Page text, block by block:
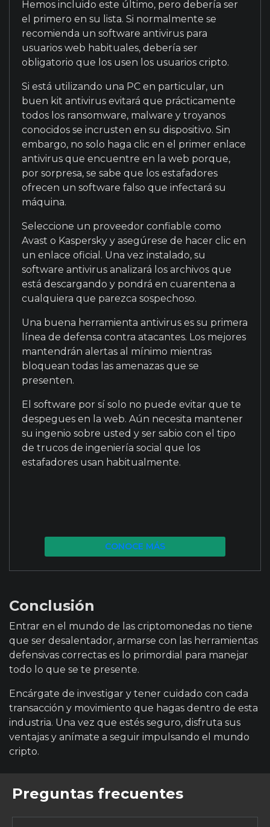
Hemos incluido este último, pero debería ser
el primero en su lista. Si normalmente se
recomienda un software antivirus para
usuarios web habituales, debería ser
obligatorio que los usen los usuarios cripto.
Si está utilizando una PC en particular, un
buen kit antivirus evitará que prácticamente
todos los ransomware, malware y troyanos
conocidos se incrusten en su dispositivo. Sin
embargo, no solo haga clic en el primer enlace
antivirus que encuentre en la web porque,
por sorpresa, se sabe que los estafadores
ofrecen un software falso que infectará su
máquina.
Seleccione un proveedor confiable como
Avast o Kaspersky y asegúrese de hacer clic en
un enlace oficial. Una vez instalado, su
software antivirus analizará los archivos que
está descargando y pondrá en cuarentena a
cualquiera que parezca sospechoso.
Una buena herramienta antivirus es su primera
línea de defensa contra atacantes. Los mejores
mantendrán alertas al mínimo mientras
bloquean todas las amenazas que se
presenten.
El software por sí solo no puede evitar que te
despegues en la web. Aún necesita mantener
su ingenio sobre usted y ser sabio con el tipo
de trucos de ingeniería social que los
estafadores usan habitualmente.
CONOCE MÁS
Conclusión
Entrar en el mundo de las criptomonedas no tiene
que ser desalentador, armarse con las herramientas
defensivas correctas es lo primordial para manejar
todo lo que se te presente.
Encárgate de investigar y tener cuidado con cada
transacción y movimiento que hagas dentro de esta
industria. Una vez que estés seguro, disfruta sus
ventajas y anímate a seguir impulsando el mundo
cripto.
Preguntas frecuentes